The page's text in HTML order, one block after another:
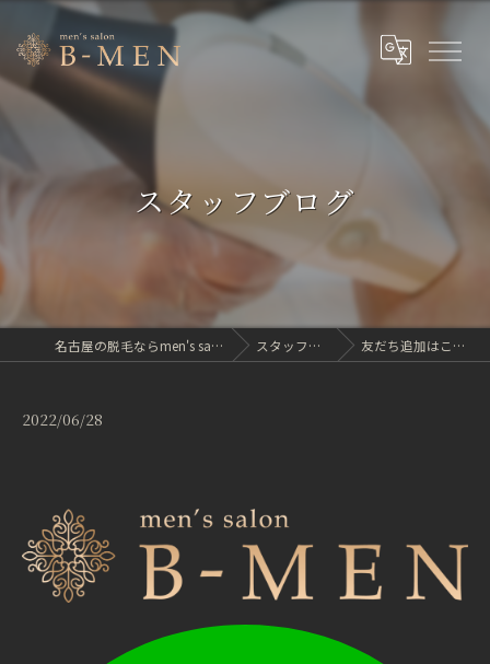
スタッフブログ
名古屋の脱毛ならmen's salon B-MEN スタッフブログ 友だち追加はこちらH…
2022/06/28